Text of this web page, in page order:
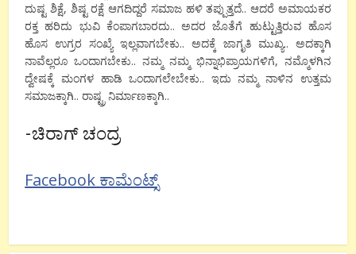
ದುಷ್ಟ ಶಿಕ್ಷೆ, ಶಿಷ್ಟ ರಕ್ಷೆ ಆಗದಿದ್ದರೆ ಸಮಾಜ ಹಳಿ ತಪ್ಪುತ್ತದೆ.. ಆದರೆ ಅಮಾಯಕರ
ರಕ್ತ ಹರಿದು ಭುವಿ ಕೆಂಪಾಗಬಾರದು.. ಅದರ ಜೊತೆಗೆ ಹುಟ್ಟುತ್ತಿರುವ ಹೊಸ
ಹೊಸ ಉಗ್ರರ ಸಂಖ್ಯೆ ಇಲ್ಲವಾಗಬೇಕು.. ಅದಕ್ಕೆ ಜಾಗೃತಿ ಮುಖ್ಯ.. ಅದಕ್ಕಾಗಿ
ನಾವೆಲ್ಲರೂ ಒಂದಾಗಬೇಕು.. ನಮ್ಮ ನಮ್ಮ ಭಿನ್ನಾಭಿಪ್ರಾಯಗಳಿಗೆ, ನಮ್ಮೊಳಗಿನ
ದ್ವೇಷಕ್ಕೆ ಮಂಗಳ ಹಾಡಿ ಒಂದಾಗಲೇಬೇಕು.. ಇದು ನಮ್ಮ ನಾಳಿನ ಉತ್ತಮ
ಸಮಾಜಕ್ಕಾಗಿ.. ರಾಷ್ಟ್ರ ನಿರ್ಮಾಣಕ್ಕಾಗಿ..
-ಚಿರಾಗ್ ಚಂದ್ರ
Facebook ಕಾಮೆಂಟ್ಸ್